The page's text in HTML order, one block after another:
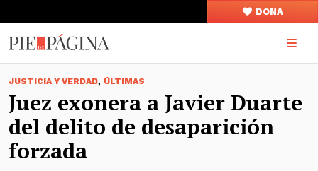
DONA
JUSTICIA Y VERDAD, ÚLTIMAS
Juez exonera a Javier Duarte
del delito de desaparición
forzada